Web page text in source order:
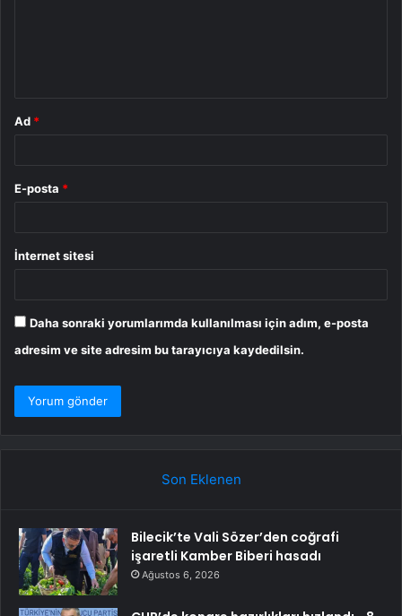
Ad *
E-posta *
İnternet sitesi
Daha sonraki yorumlarımda kullanılması için adım, e-posta
adresim ve site adresim bu tarayıcıya kaydedilsin.
Son Eklenen
Bilecik’te Vali Sözer’den coğrafi
işaretli Kamber Biberi hasadı
Ağustos 6, 2026